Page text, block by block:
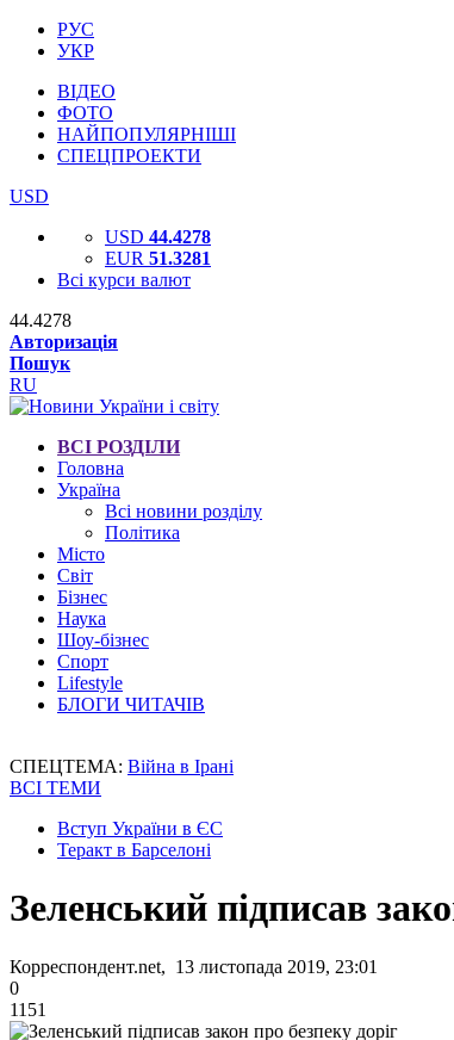
РУС
УКР
ВІДЕО
ФОТО
НАЙПОПУЛЯРНІШІ
СПЕЦПРОЕКТИ
USD
USD 44.4278
EUR 51.3281
Всі курси валют
44.4278
Авторизація
Пошук
RU
ВСІ РОЗДІЛИ
Головна
Україна
Всі новини розділу
Політика
Місто
Світ
Бізнес
Наука
Шоу-бізнес
Спорт
Lifestyle
БЛОГИ ЧИТАЧІВ
СПЕЦТЕМА: Війна в Ірані
ВСІ ТЕМИ
Вступ України в ЄС
Теракт в Барселоні
Зеленський підписав
Корреспондент.net, 13 листопада 2019, 23:01
0
1151